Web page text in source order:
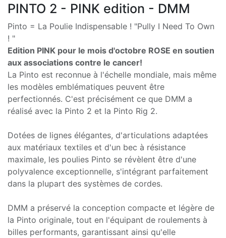
PINTO 2 - PINK edition - DMM
Pinto = La Poulie Indispensable ! "Pully I Need To Own
! "
Edition PINK pour le mois d'octobre ROSE en soutien
aux associations contre le cancer!
La Pinto est reconnue à l'échelle mondiale, mais même
les modèles emblématiques peuvent être
perfectionnés. C'est précisément ce que DMM a
réalisé avec la Pinto 2 et la Pinto Rig 2.
Dotées de lignes élégantes, d'articulations adaptées
aux matériaux textiles et d'un bec à résistance
maximale, les poulies Pinto se révèlent être d'une
polyvalence exceptionnelle, s'intégrant parfaitement
dans la plupart des systèmes de cordes.
DMM a préservé la conception compacte et légère de
la Pinto originale, tout en l'équipant de roulements à
billes performants, garantissant ainsi qu'elle